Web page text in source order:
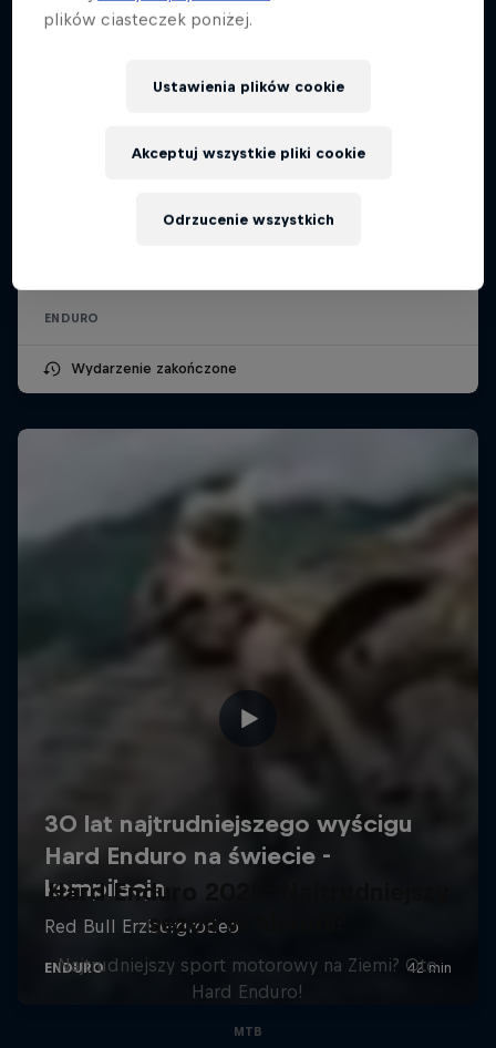
ENDURO
Wydarzenie zakończone
Hard Enduro 2025: Najtrudniejszy
sezon w historii?
Najtrudniejszy sport motorowy na Ziemi? Oto
Hard Enduro!
MTB
plików ciasteczek poniżej.
Ustawienia plików cookie
Odrzucenie wszystkich
Akceptuj wszystkie pliki cookie